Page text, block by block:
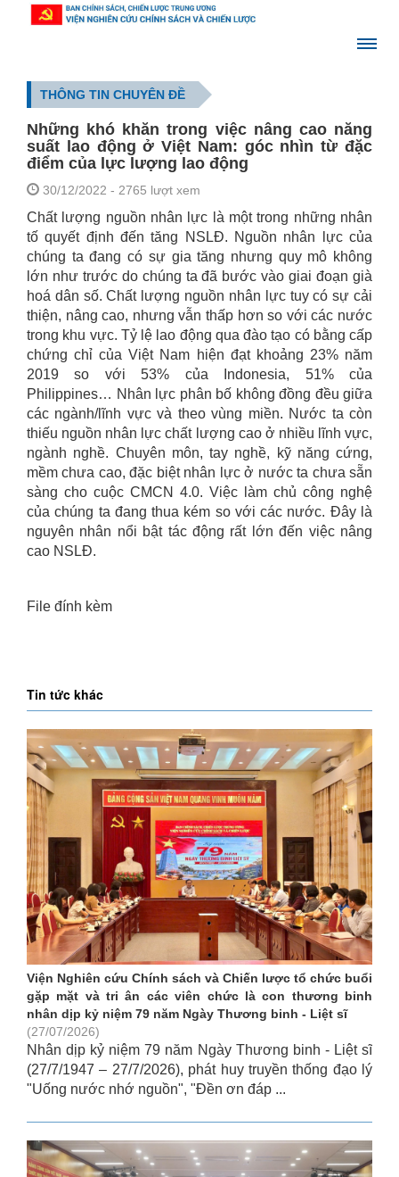
THÔNG TIN CHUYÊN ĐỀ
Những khó khăn trong việc nâng cao năng
suất lao động ở Việt Nam: góc nhìn từ đặc
điểm của lực lượng lao động
30/12/2022 - 2765 lượt xem
Chất lượng nguồn nhân lực là một trong những nhân
tố quyết định đến tăng NSLĐ. Nguồn nhân lực của
chúng ta đang có sự gia tăng nhưng quy mô không
lớn như trước do chúng ta đã bước vào giai đoạn già
hoá dân số. Chất lượng nguồn nhân lực tuy có sự cải
thiện, nâng cao, nhưng vẫn thấp hơn so với các nước
trong khu vực. Tỷ lệ lao động qua đào tạo có bằng cấp
chứng chỉ của Việt Nam hiện đạt khoảng 23% năm
2019 so với 53% của Indonesia, 51% của
Philippines… Nhân lực phân bố không đồng đều giữa
các ngành/lĩnh vực và theo vùng miền. Nước ta còn
thiếu nguồn nhân lực chất lượng cao ở nhiều lĩnh vực,
ngành nghề. Chuyên môn, tay nghề, kỹ năng cứng,
mềm chưa cao, đặc biệt nhân lực ở nước ta chưa sẵn
sàng cho cuộc CMCN 4.0. Việc làm chủ công nghệ
của chúng ta đang thua kém so với các nước. Đây là
nguyên nhân nổi bật tác động rất lớn đến việc nâng
cao NSLĐ.
File đính kèm
Tin tức khác
Viện Nghiên cứu Chính sách và Chiến lược tổ chức buổi
gặp mặt và tri ân các viên chức là con thương binh
nhân dịp kỷ niệm 79 năm Ngày Thương binh - Liệt sĩ
(27/07/2026)
Nhân dịp kỷ niệm 79 năm Ngày Thương binh - Liệt sĩ
(27/7/1947 – 27/7/2026), phát huy truyền thống đạo lý
"Uống nước nhớ nguồn", "Đền ơn đáp ...